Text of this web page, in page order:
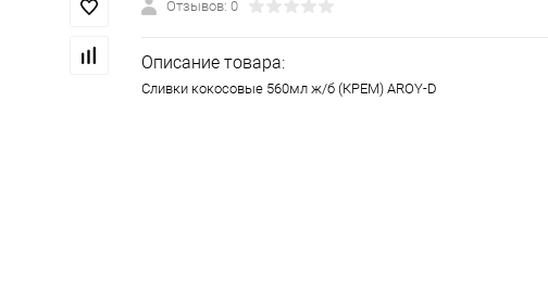
Отзывов: 0
Описание товара:
Сливки кокосовые 560мл ж/б (КРЕМ) AROY-D